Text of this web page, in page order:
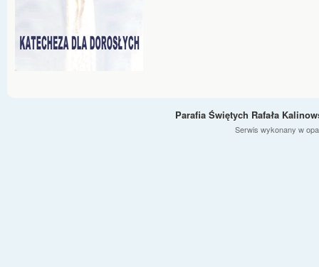
Parafia Świętych Rafała
Serwis wykonany w